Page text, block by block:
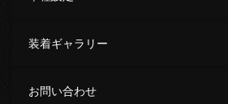
装着ギャラリー
お問い合わせ